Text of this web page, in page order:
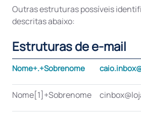
Outras estruturas possíveis
descritas abaixo:
Estruturas de e-mail
Nome+.+Sobrenome
Nome[1]+Sobrenome